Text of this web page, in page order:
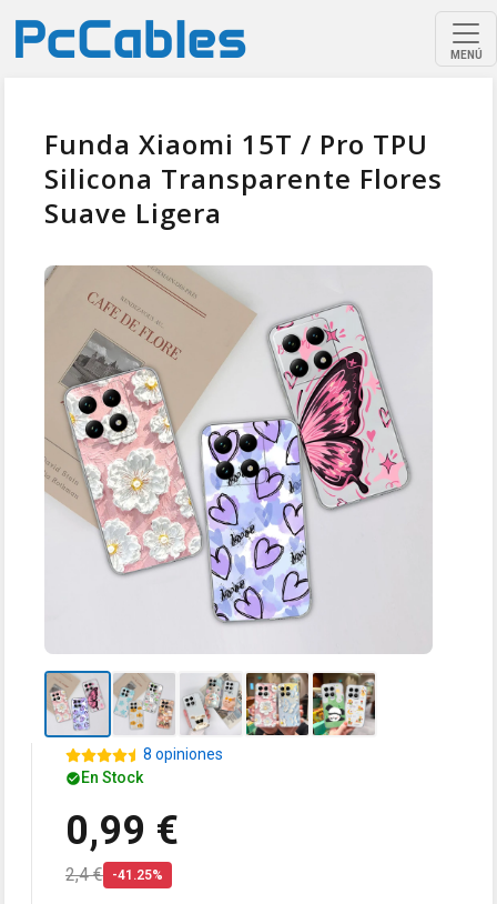
MENÚ
Funda Xiaomi 15T / Pro TPU
Silicona Transparente Flores
Suave Ligera
8 opiniones
En Stock
0,99 €
2,4 € -41.25%